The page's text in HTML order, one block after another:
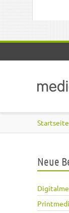
Startseite
Neue